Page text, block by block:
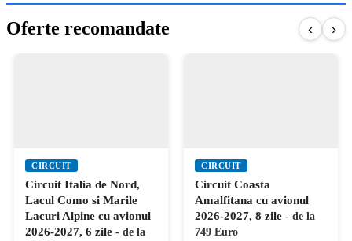
Oferte recomandate ‹ ›
CIRCUIT
Circuit Italia de Nord,
Lacul Como si Marile
Lacuri Alpine cu avionul
2026-2027, 6 zile - de la
CIRCUIT
Circuit Coasta
Amalfitana cu avionul
2026-2027, 8 zile - de la
749 Euro